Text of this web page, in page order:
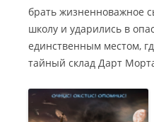
С
и
н
е
а
л
ь
н
й
а
брать жизненноважное
школу и ударились в
единственным местом,
тайный склад Дарт